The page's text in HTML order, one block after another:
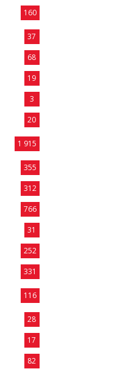
160
37
68
19
3
20
1 915
355
312
766
31
252
331
116
28
17
82